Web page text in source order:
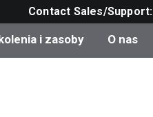
Contact Sales/Support:
i zasoby O nas